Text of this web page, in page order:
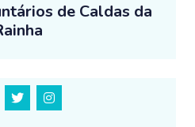
de Caldas da